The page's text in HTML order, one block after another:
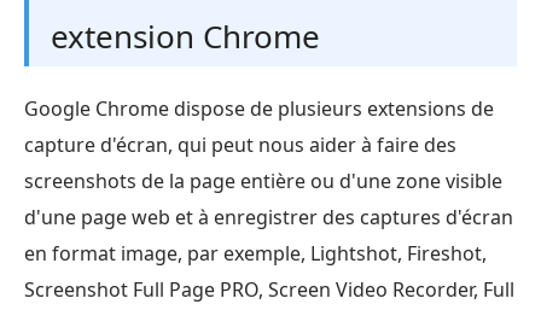
extension Chrome
Google Chrome dispose de plusieurs extensions de
capture d'écran, qui peut nous aider à faire des
screenshots de la page entière ou d'une zone visible
d'une page web et à enregistrer des captures d'écran
en format image, par exemple, Lightshot, Fireshot,
Screenshot Full Page PRO, Screen Video Recorder, Full